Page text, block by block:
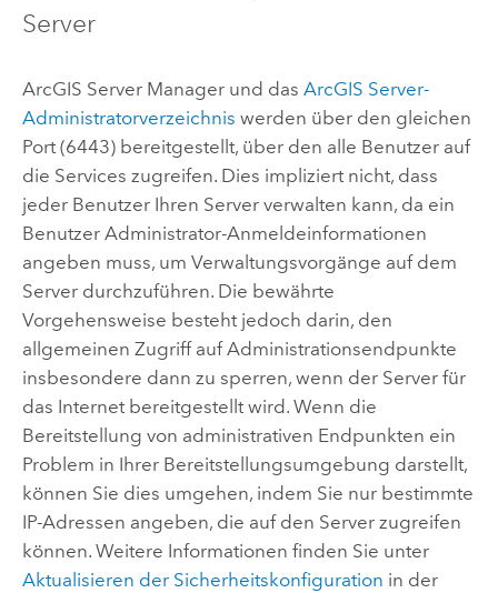
Server
ArcGIS Server Manager und das ArcGIS Server-
Administratorverzeichnis werden über den gleichen
Port (6443) bereitgestellt, über den alle Benutzer auf
die Services zugreifen. Dies impliziert nicht, dass
jeder Benutzer Ihren Server verwalten kann, da ein
Benutzer Administrator-Anmeldeinformationen
angeben muss, um Verwaltungsvorgänge auf dem
Server durchzuführen. Die bewährte
Vorgehensweise besteht jedoch darin, den
allgemeinen Zugriff auf Administrationsendpunkte
insbesondere dann zu sperren, wenn der Server für
das Internet bereitgestellt wird. Wenn die
Bereitstellung von administrativen Endpunkten ein
Problem in Ihrer Bereitstellungsumgebung darstellt,
können Sie dies umgehen, indem Sie nur bestimmte
IP-Adressen angeben, die auf den Server zugreifen
können. Weitere Informationen finden Sie unter
Aktualisieren der Sicherheitskonfiguration in der